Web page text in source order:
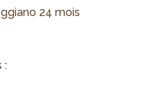
24 mois
: